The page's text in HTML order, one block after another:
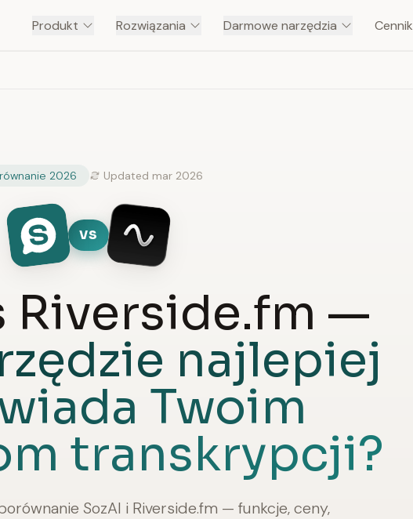
Produkt Rozwiązania Darmowe narzędzia Cennik
2026 Updated mar 2026
VS
Riverside.fm —
najlepiej
Twoim
transkrypcji?
SozAI i Riverside.fm — funkcje, ceny,